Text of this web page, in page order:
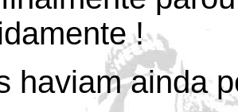
!
haviam ainda